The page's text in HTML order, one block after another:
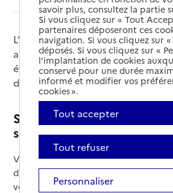
L’équipe médico-sociale APA
autonomie du département. Elle
évaluer votre perte d’autonomie
domicile.
Sa mission : l’évaluation
situation et de vos
Vous vivez à domicile et vous
dans les actes de la vie courante.
vous aider à payer les dépenses
savoir plus, consultez la partie
Si vous cliquez sur « Tout
partenaires déposeront ces
navigation. Si vous cliquez sur
déposés. Si vous cliquez sur «
l’implantation de cookies
conservé pour une durée
informé et modifier vos
cookies ».
Tout accepter
Tout refuser
Personnaliser